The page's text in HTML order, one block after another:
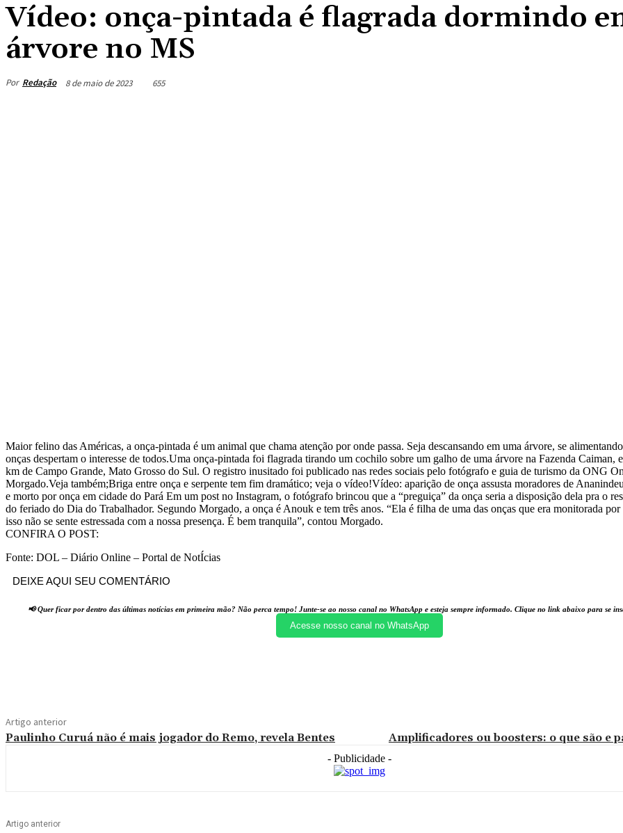
Vídeo: onça-pintada é flagrada dormindo
árvore no MS
Por Redação 8 de maio de 2023 655
Maior felino das Américas, a onça-pintada é um animal que chama atenção por onde passa. Seja descansando em uma árvore, se
onças despertam o interesse de todos.Uma onça-pintada foi flagrada tirando um cochilo sobre um galho de uma árvore na Fazenda Caiman,
km de Campo Grande, Mato Grosso do Sul. O registro inusitado foi publicado nas redes sociais pelo fotógrafo e guia de turismo da ONG
Morgado.Veja também;Briga entre onça e serpente tem fim dramático; veja o vídeo!Vídeo: aparição de onça assusta moradores de
e morto por onça em cidade do Pará Em um post no Instagram, o fotógrafo brincou que a “preguiça” da onça seria a disposição dela pra o
do feriado do Dia do Trabalhador. Segundo Morgado, a onça é Anouk e tem três anos. “Ela é filha de uma das onças que era monitorada
isso não se sente estressada com a nossa presença. É bem tranquila”, contou Morgado.
CONFIRA O POST:
Fonte: DOL – Diário Online – Portal de NotÍcias
DEIXE AQUI SEU COMENTÁRIO
📢 Quer ficar por dentro das últimas notícias em primeira mão? Não perca tempo! Junte-se ao nosso canal no WhatsApp e esteja sempre informado. Clique no link abaixo para se
Acesse nosso canal no WhatsApp
Artigo anterior
Paulinho Curuá não é mais jogador do Remo, revela Bentes Amplificadores ou boosters: o que são e
- Publicidade -
Artigo anterior